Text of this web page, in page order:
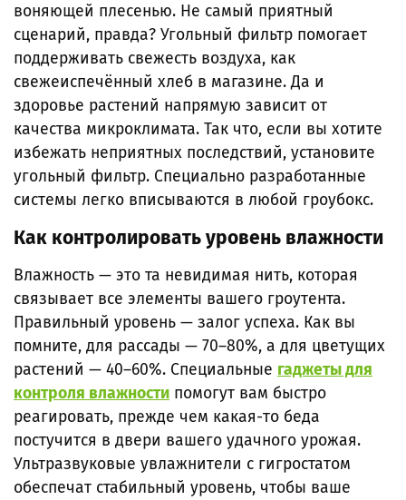
воняющей плесенью. Не самый приятный
сценарий, правда? Угольный фильтр помогает
поддерживать свежесть воздуха, как
свежеиспечённый хлеб в магазине. Да и
здоровье растений напрямую зависит от
качества микроклимата. Так что, если вы хотите
избежать неприятных последствий, установите
угольный фильтр. Специально разработанные
системы легко вписываются в любой гроубокс.
Как контролировать уровень влажности
Влажность — это та невидимая нить, которая
связывает все элементы вашего гроутента.
Правильный уровень — залог успеха. Как вы
помните, для рассады — 70–80%, а для цветущих
растений — 40–60%. Специальные гаджеты для
контроля влажности помогут вам быстро
реагировать, прежде чем какая-то беда
постучится в двери вашего удачного урожая.
Ультразвуковые увлажнители с гигростатом
обеспечат стабильный уровень, чтобы ваше